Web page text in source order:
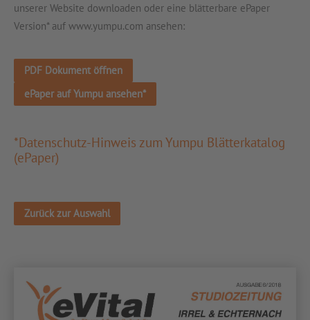
unserer Website downloaden oder eine blätterbare ePaper
Version* auf www.yumpu.com ansehen:
PDF Dokument öffnen
ePaper auf Yumpu ansehen*
*Datenschutz-Hinweis zum Yumpu Blätterkatalog
(ePaper)
Zurück zur Auswahl